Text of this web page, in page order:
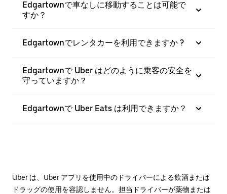
Edgartownで車なしに移動することは可能で
すか？
Edgartownでレンタカーを利用できますか ?
Edgartownで Uber はどのように乗客の安全を
守っていますか？
Edgartownで Uber Eats は利用できますか？
Uber は、Uber アプリを使用中のドライバーによる飲酒または
ドラッグの使用を容認しません。担当ドライバーが薬物または